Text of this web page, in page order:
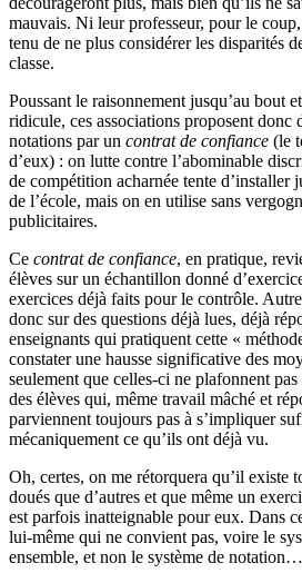
mauvais. Ni leur professeur, pour le
tenu de ne plus considérer les disparités
classe.
Poussant le raisonnement jusqu’au bout
ridicule, ces associations proposent donc
notations par un contrat de confiance (le
d’eux) : on lutte contre l’abominable
de compétition acharnée tente d’installer
de l’école, mais on en utilise sans
publicitaires.
Ce contrat de confiance, en pratique,
élèves sur un échantillon donné
exercices déjà faits pour le contrôle.
donc sur des questions déjà lues, déjà
enseignants qui pratiquent cette «
constater une hausse significative des
seulement que celles-ci ne plafonnent
des élèves qui, même travail mâché et
parviennent toujours pas à s’impliquer
mécaniquement ce qu’ils ont déjà vu.
Oh, certes, on me rétorquera qu’il existe
doués que d’autres et que même un
est parfois inatteignable pour eux. Dans
lui-même qui ne convient pas, voire le
ensemble, et non le système de notation…